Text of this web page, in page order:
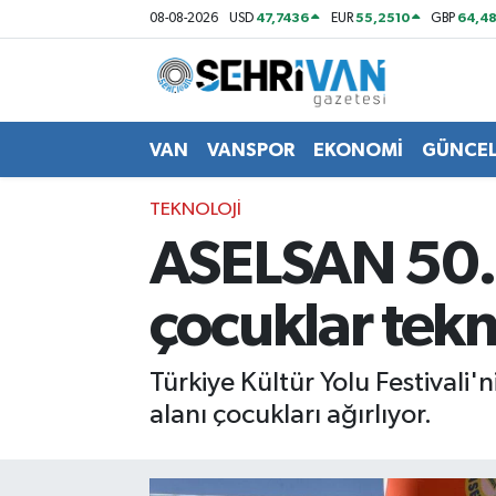
08-08-2026 USD 47,7436 EUR55,2510 GBP
VAN VANSPOR EKONOMİ
TEKNOLOJİ
ASELSAN
çocuklar
Türkiye Kültür Yolu
alanı çocukları ağırlıyor.
Van Nöbetçi Eczaneler
Van Hava Durumu
VAN Namaz Vakitleri
Van Trafik Yoğunluk Haritası
Süper Lig Puan Durumu ve Fikstür
Son Dakika Haberleri
Haber Arşivi